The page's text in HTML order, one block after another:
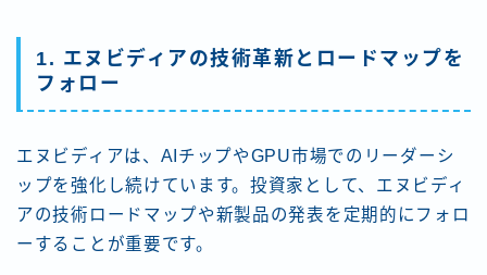
1. エヌビディアの技術革新とロードマップを
フォロー
エヌビディアは、AIチップやGPU市場でのリーダーシ
ップを強化し続けています。投資家として、エヌビディ
アの技術ロードマップや新製品の発表を定期的にフォロ
ーすることが重要です。